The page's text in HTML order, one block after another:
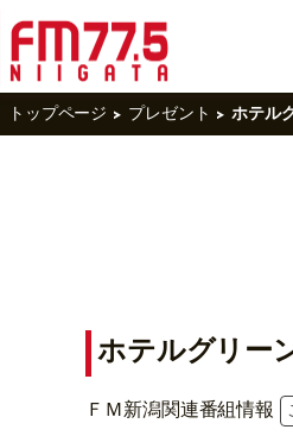
トップページ プレゼント ホテル
ホテルグリー
ＦＭ新潟関連番組情報